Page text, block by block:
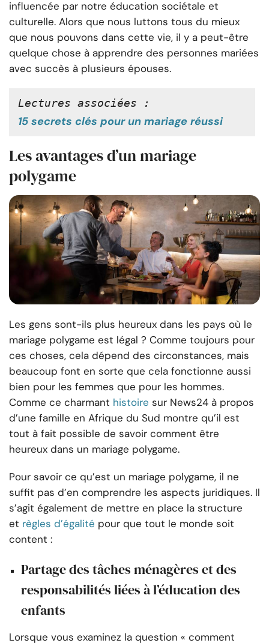
influencée par notre éducation sociétale et
culturelle. Alors que nous luttons tous du mieux
que nous pouvons dans cette vie, il y a peut-être
quelque chose à apprendre des personnes mariées
avec succès à plusieurs épouses.
Lectures associées :
15 secrets clés pour un mariage réussi
Les avantages d’un mariage
polygame
Les gens sont-ils plus heureux dans les pays où le
mariage polygame est légal ? Comme toujours pour
ces choses, cela dépend des circonstances, mais
beaucoup font en sorte que cela fonctionne aussi
bien pour les femmes que pour les hommes.
Comme ce charmant histoire sur News24 à propos
d’une famille en Afrique du Sud montre qu’il est
tout à fait possible de savoir comment être
heureux dans un mariage polygame.
Pour savoir ce qu’est un mariage polygame, il ne
suffit pas d’en comprendre les aspects juridiques. Il
s’agit également de mettre en place la structure
et règles d’égalité pour que tout le monde soit
content :
Partage des tâches ménagères et des
responsabilités liées à l’éducation des
enfants
Lorsque vous examinez la question « comment